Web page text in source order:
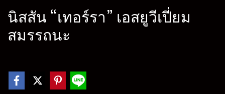
นิสสัน “เทอร์รา” เอสยูวีเปี่ยม
สมรรถนะ